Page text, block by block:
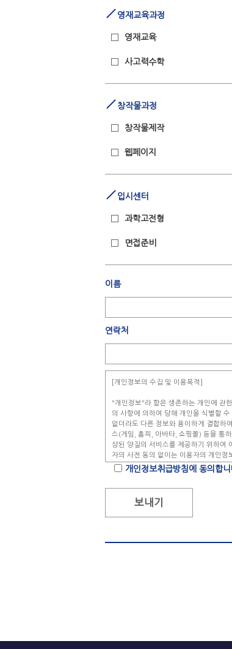
영재교육과정
영재교육
사고력수학
창작물과정
창작물제작
웹페이지
입시센터
과학고전형
면접준비
이름
연락처
[개인정보의 수집 및 이용목적]
"개인정보"라 함은 생존하는 개인에 관
의 사항에 의하여 당해 개인을 식별할
없더라도 다른 정보와 용이하게 결합하
스(게임, 홈피, 아바타, 쇼핑몰) 등을 통
상된 양질의 서비스를 제공하기 위하여
자의 사전 동의 없이는 이용자의 개인
이 이용하고 있습니다.
바탕으로 개발해야 할 서비스의 우선
는 컨텐츠를 합리적으로 선택하여 제공
- 둘째 이용자들이 등록하신 개인정보는
개인정보취급방침에 동의합니